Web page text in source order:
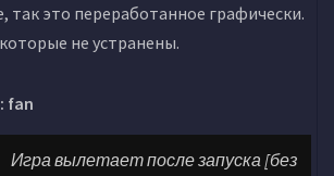
так это переработанное графически.
не устранены.
fan
Игра вылетает после запуска [без